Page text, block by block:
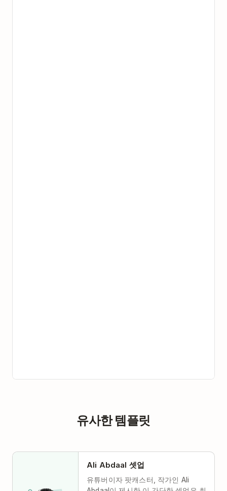
유사한 템플릿
Ali Abdaal 셋업
유튜버이자 팟캐스터, 작가인 Ali